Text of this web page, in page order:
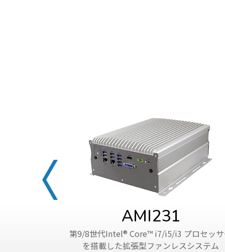
AMI231
第9/8世代Intel® Core™ i7/i5/i3 プロセッ
を搭載した拡張型ファンレスシステム